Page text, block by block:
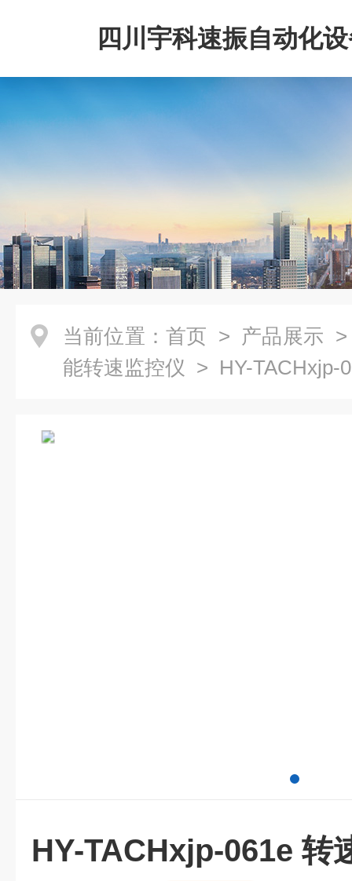
四川宇科速振自动化
公司
当前位置： 首页 > 产品展示
能转速监控仪 > HY-TACHxjp-
HY-TACHxjp-061e 转